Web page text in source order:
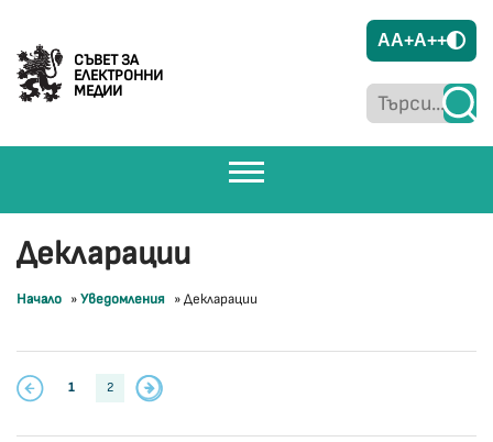
СЪВЕТ ЗА
ЕЛЕКТРОННИ
МЕДИИ
AA+A++
Декларации
Начало »Уведомления »Декларации
1 2